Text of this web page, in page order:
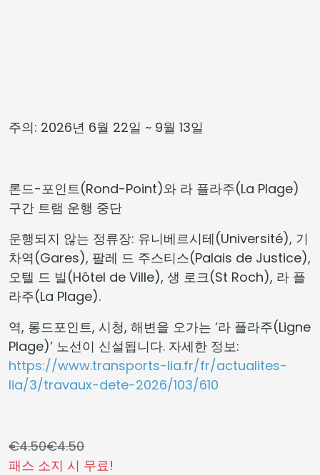
주의: 2026년 6월 22일 ~ 9월 13일
론드-포인트(Rond-Point)와 라 플라주(La Plage)
구간 트램 운행 중단
운행되지 않는 정류장: 유니베르시테(Université), 기
차역(Gares), 팔레 드 주스티스(Palais de Justice),
오텔 드 빌(Hôtel de Ville), 생 로크(St Roch), 라 플
라주(La Plage).
역, 롱드포인트, 시청, 해변을 오가는 ‘라 플라주(Ligne
Plage)’ 노선이 신설됩니다. 자세한 정보:
https://www.transports-lia.fr/fr/actualites-
lia/3/travaux-dete-2026/103/610
€4.50€4.50
패스 소지 시 무료!